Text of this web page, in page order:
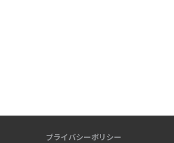
プライバシーポリシー